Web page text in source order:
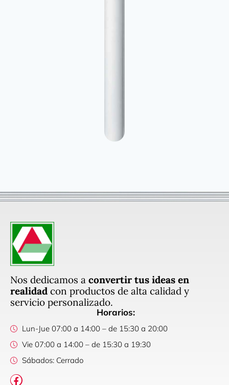
Nos dedicamos a convertir tus ideas en
realidad con productos de alta calidad y
servicio personalizado.
Horarios:
Lun-Jue 07:00 a 14:00 – de 15:30 a 20:00
Vie 07:00 a 14:00 – de 15:30 a 19:30
Sábados: Cerrado